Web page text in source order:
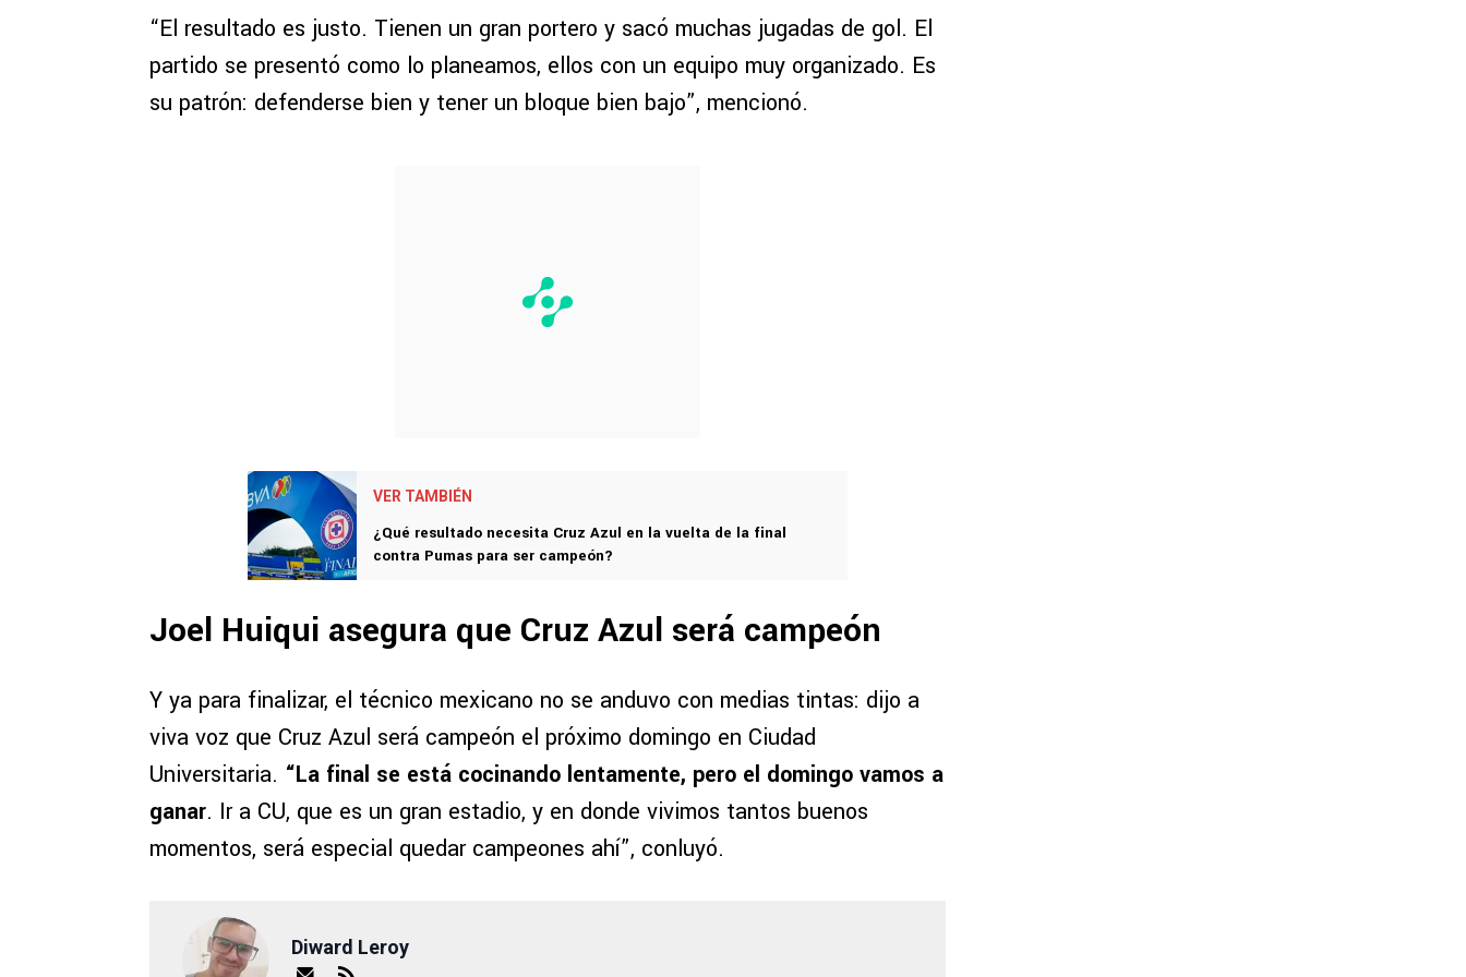
“El resultado es justo. Tienen un gran portero y sacó muchas jugadas de gol. El
partido se presentó como lo planeamos, ellos con un equipo muy organizado. Es
su patrón: defenderse bien y tener un bloque bien bajo”, mencionó.
VER TAMBIÉN
¿Qué resultado necesita Cruz Azul en la vuelta de la final
contra Pumas para ser campeón?
Joel Huiqui asegura que Cruz Azul será campeón
Y ya para finalizar, el técnico mexicano no se anduvo con medias tintas: dijo a
viva voz que Cruz Azul será campeón el próximo domingo en Ciudad
Universitaria. “La final se está cocinando lentamente, pero el domingo vamos a
ganar. Ir a CU, que es un gran estadio, y en donde vivimos tantos buenos
momentos, será especial quedar campeones ahí”, conluyó.
Diward Leroy